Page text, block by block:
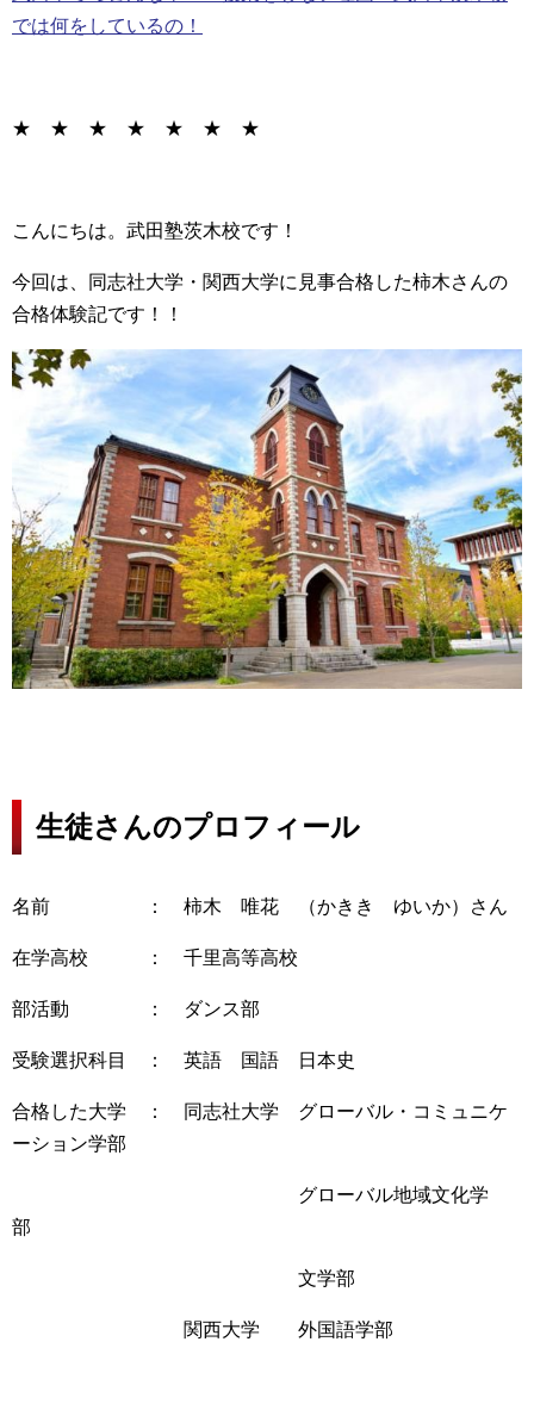
では何をしているの！
★ ★ ★ ★ ★ ★ ★
こんにちは。武田塾茨木校です！
今回は、同志社大学・関西大学に見事合格した柿木さんの
合格体験記です！！
生徒さんのプロフィール
名前 ： 柿木 唯花 （かきき ゆいか）さん
在学高校 ： 千里高等高校
部活動 ： ダンス部
受験選択科目 ： 英語 国語 日本史
合格した大学 ： 同志社大学 グローバル・コミュニケ
ーション学部
グローバル地域文化学
部
文学部
関西大学 外国語学部